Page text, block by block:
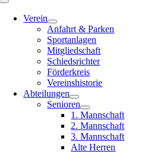
Toggle
NavigationVerein
Anfahrt & Parken
Sportanlagen
Mitgliedschaft
Schiedsrichter
Förderkreis
Vereinshistorie
Abteilungen
Senioren
1. Mannschaft
2. Mannschaft
3. Mannschaft
Alte Herren